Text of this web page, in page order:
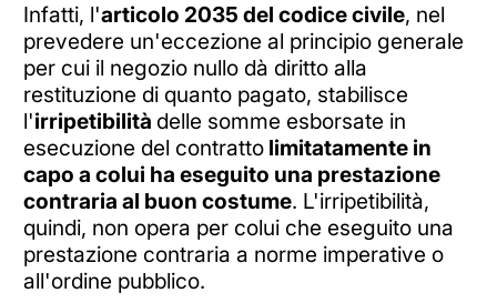
Infatti, l'articolo 2035 del codice civile, nel
prevedere un'eccezione al principio generale
per cui il negozio nullo dà diritto alla
restituzione di quanto pagato, stabilisce
l'irripetibilità delle somme esborsate in
esecuzione del contrattolimitatamente in
capo a colui ha eseguito una prestazione
contraria al buon costume. L'irripetibilità,
quindi, non opera per colui che eseguito una
prestazione contraria a norme imperative o
all'ordine pubblico.